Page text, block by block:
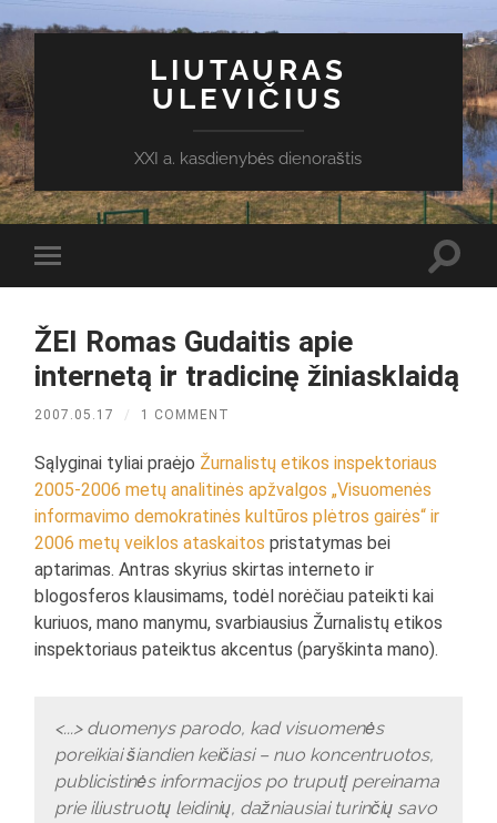
LIUTAURAS
ULEVIČIUS
XXI a. kasdienybės dienoraštis
Toggle
mobile
ŽEI Romas Gudaitis apie
internetą ir tradicinę žiniasklaidą
2007.05.17 / 1 COMMENT
Sąlyginai tyliai praėjo Žurnalistų etikos inspektoriaus
2005-2006 metų analitinės apžvalgos „Visuomenės
informavimo demokratinės kultūros plėtros gairės“ ir
2006 metų veiklos ataskaitos pristatymas bei
aptarimas. Antras skyrius skirtas interneto ir
blogosferos klausimams, todėl norėčiau pateikti kai
kuriuos, mano manymu, svarbiausius Žurnalistų etikos
inspektoriaus pateiktus akcentus (paryškinta mano).
<...> duomenys parodo, kad visuomenės
poreikiai šiandien keičiasi – nuo koncentruotos,
publicistinės informacijos po truputį pereinama
prie iliustruotų leidinių, dažniausiai turinčių savo